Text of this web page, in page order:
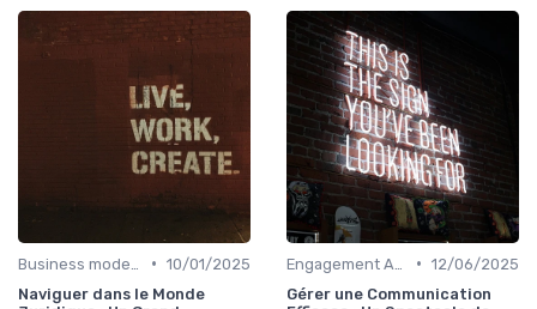
• 10/01/2025
Naviguer dans le Monde
• 12/06/2025
Gérer une Communication